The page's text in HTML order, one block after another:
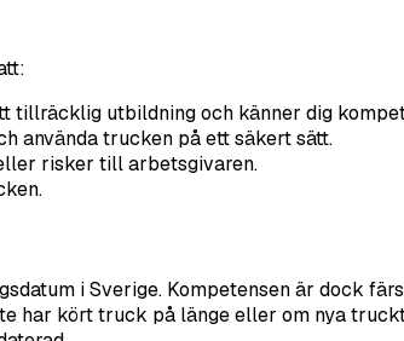
tillräcklig utbildning och känner dig
använda trucken på ett säkert sätt.
risker till arbetsgivaren.
i Sverige. Kompetensen är dock
har kört truck på länge eller om nya